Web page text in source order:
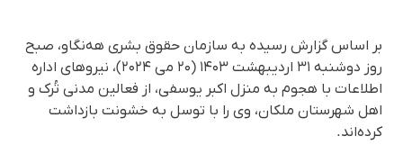
بر اساس گزارش رسیده به سازمان حقوق بشری هه‌نگاو، صبح
روز دوشنبه ۳۱ اردیبهشت ۱۴۰۳ (۲۰ می ۲۰۲۴)، نیروهای اداره
اطلاعات با هجوم به منزل اکبر یوسفی، از فعالین مدنی تُرک و
اهل شهرستان ملکان، وی را با توسل به خشونت بازداشت
کرده‌اند.